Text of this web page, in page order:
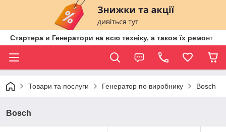
Стартера и Генератори на всю техніку, а також їх ремонт
Товари та послуги Генератор по виробнику Bosch
Bosch